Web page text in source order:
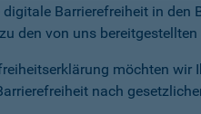
Barrierefreiheit in
den von uns
möchten
nach